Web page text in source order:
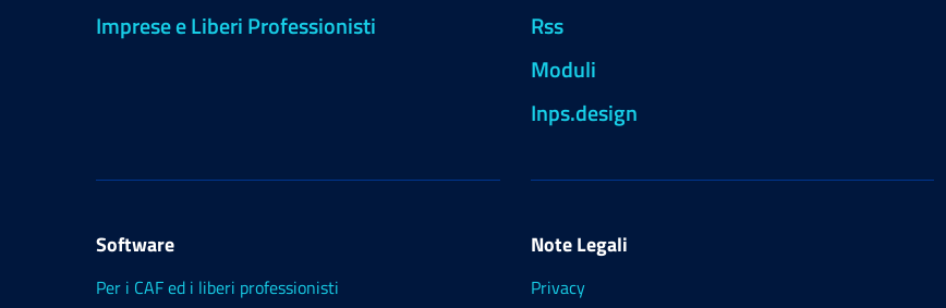
Imprese e Liberi Professionisti
Rss
Moduli
Inps.design
Software
Per i CAF ed i liberi professionisti
Note Legali
Privacy